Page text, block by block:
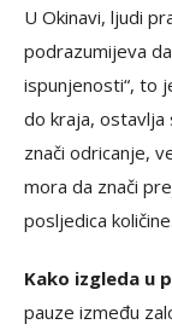
U Okinavi, ljudi
podrazumijeva
ispunjenosti“, to
do kraja, ostavlja
znači odricanje,
mora da znači
posljedica količine.
Kako izgleda u
pauze između